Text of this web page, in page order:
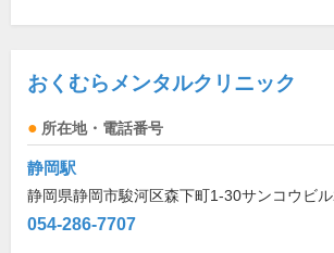
おくむらメンタルクリニック
所在地・電話番号
静岡駅
静岡県静岡市駿河区森下町1-30サンコウビ
054-286-7707